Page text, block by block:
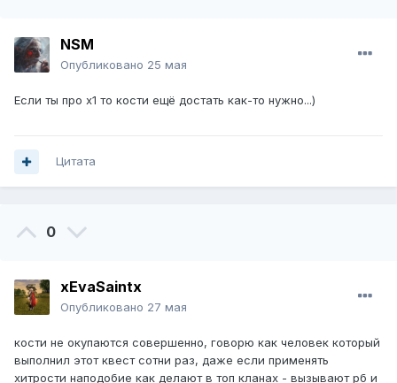
NSM
Опубликовано 25 мая
Если ты про х1 то кости ещё достать как-то нужно...)
Цитата
0
xEvaSaintx
Опубликовано 27 мая
кости не окупаются совершенно, говорю как человек который
выполнил этот квест сотни раз, даже если применять
хитрости наподобие как делают в топ кланах - вызывают рб и